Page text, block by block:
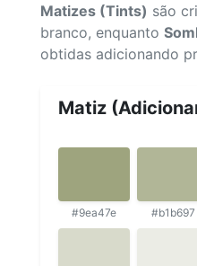
Matizes (Tints) são
branco, enquanto
obtidas adicionando
Matiz
#9ea47e #b1b697